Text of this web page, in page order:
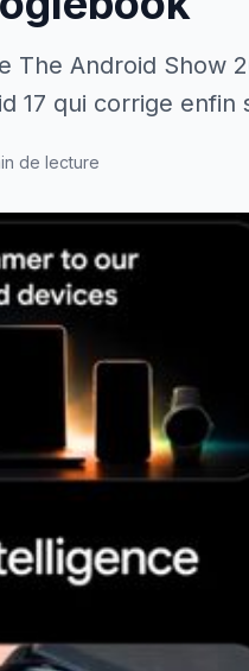
The Android Show
17 qui corrige enfin
de lecture